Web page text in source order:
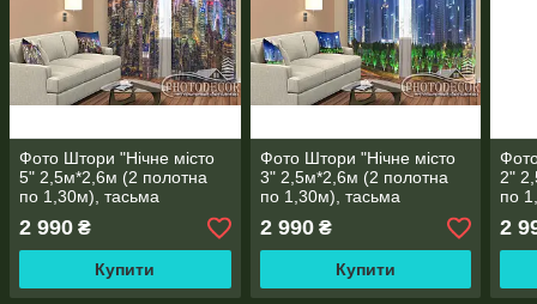
Фото Штори "Нічне місто
5" 2,5м*2,6м (2 полотна
по 1,30м), тасьма
2 990 ₴
Купити
Фото Штори "Нічне місто
3" 2,5м*2,6м (2 полотна
по 1,30м), тасьма
2 990₴
Купити
2"
по
2